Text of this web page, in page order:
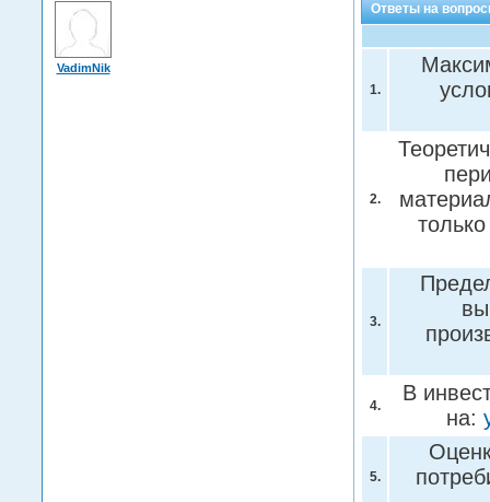
Ответы на
1.
2.
3.
4.
В
на:
5.
VadimNik